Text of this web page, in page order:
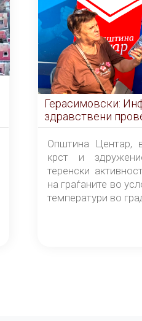
Герасимовски:
здравствени
граѓаните во
Општина Центар,
крст и
теренски
на граѓаните во
температури во